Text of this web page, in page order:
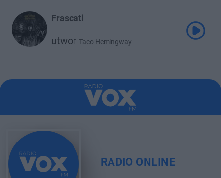
Frascati
utwor Taco Hemingway
RADIO ONLINE